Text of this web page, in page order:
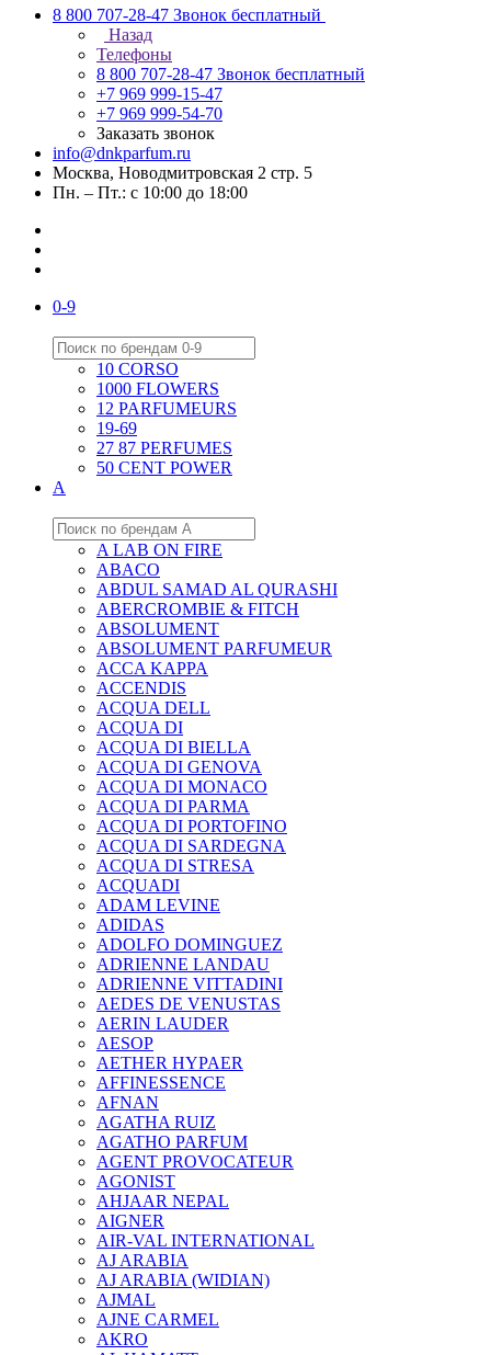
8 800 707-28-47 Звонок бесплатный
Назад
Телефоны
8 800 707-28-47 Звонок бесплатный
+7 969 999-15-47
+7 969 999-54-70
Заказать звонок
info@dnkparfum.ru
Москва, Новодмитровская 2 стр. 5
Пн. – Пт.: с 10:00 до 18:00
0-9
10 CORSO
1000 FLOWERS
12 PARFUMEURS
19-69
27 87 PERFUMES
50 CENT POWER
A
A LAB ON FIRE
ABACO
ABDUL SAMAD AL QURASHI
ABERCROMBIE & FITCH
ABSOLUMENT
ABSOLUMENT PARFUMEUR
ACCA KAPPA
ACCENDIS
ACQUA DELL
ACQUA DI
ACQUA DI BIELLA
ACQUA DI GENOVA
ACQUA DI MONACO
ACQUA DI PARMA
ACQUA DI PORTOFINO
ACQUA DI SARDEGNA
ACQUA DI STRESA
ACQUADI
ADAM LEVINE
ADIDAS
ADOLFO DOMINGUEZ
ADRIENNE LANDAU
ADRIENNE VITTADINI
AEDES DE VENUSTAS
AERIN LAUDER
AESOP
AETHER HYPAER
AFFINESSENCE
AFNAN
AGATHA RUIZ
AGATHO PARFUM
AGENT PROVOCATEUR
AGONIST
AHJAAR NEPAL
AIGNER
AIR-VAL INTERNATIONAL
AJ ARABIA
AJ ARABIA (WIDIAN)
AJMAL
AJNE CARMEL
AKRO